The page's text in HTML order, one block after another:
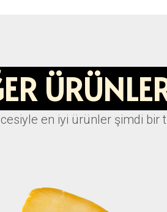
en iyi ürünler şimdi bir